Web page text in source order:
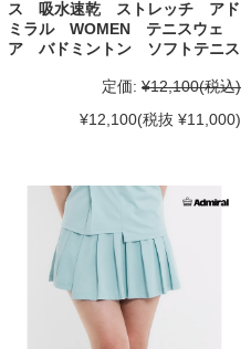
ス 吸水速乾 ストレッチ アド
ミラル WOMEN テニスウェ
ア バドミントン ソフトテニス
定価: ¥12,100(税込)
¥12,100(税抜 ¥11,000)